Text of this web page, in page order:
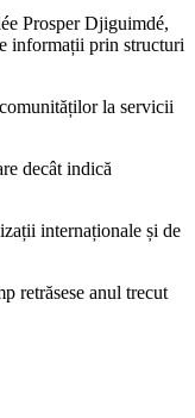
Prosper Djiguimdé,
informații prin structuri
la servicii
decât indică
internaționale și de
retrăsese anul trecut